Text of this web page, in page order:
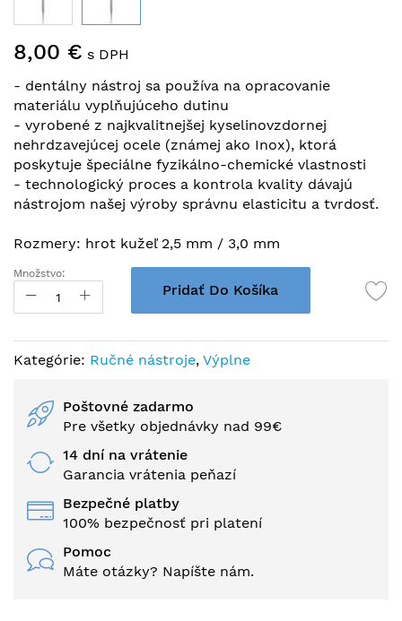
na
galérie
obrázkov
8,00 € s DPH
- dentálny nástroj sa používa na opracovanie
materiálu vyplňujúceho dutinu
- vyrobené z najkvalitnejšej kyselinovzdornej
nehrdzavejúcej ocele (známej ako Inox), ktorá
poskytuje špeciálne fyzikálno-chemické vlastnosti
- technologický proces a kontrola kvality dávajú
nástrojom našej výroby správnu elasticitu a tvrdosť.
Rozmery: hrot kužeľ 2,5 mm / 3,0 mm
Množstvo:
Pridať Do Košíka
Kategórie: Ručné nástroje, Výplne
Poštovné zadarmo
Pre všetky objednávky nad 99€
14 dní na vrátenie
Garancia vrátenia peňazí
Bezpečné platby
100% bezpečnosť pri platení
Pomoc
Máte otázky? Napíšte nám.